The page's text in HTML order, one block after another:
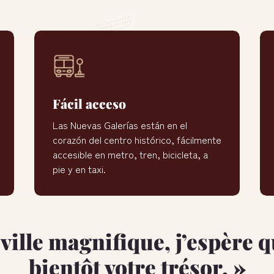
Fácil acceso
Las Nuevas Galerías están en el
corazón del centro histórico, fácilmente
accesible en metro, tren, bicicleta, a
pie y en taxi.
Fácil acceso
Galerías del Rastro de Madrid.
magnifique, j’espère
bientôt votre trésor. »